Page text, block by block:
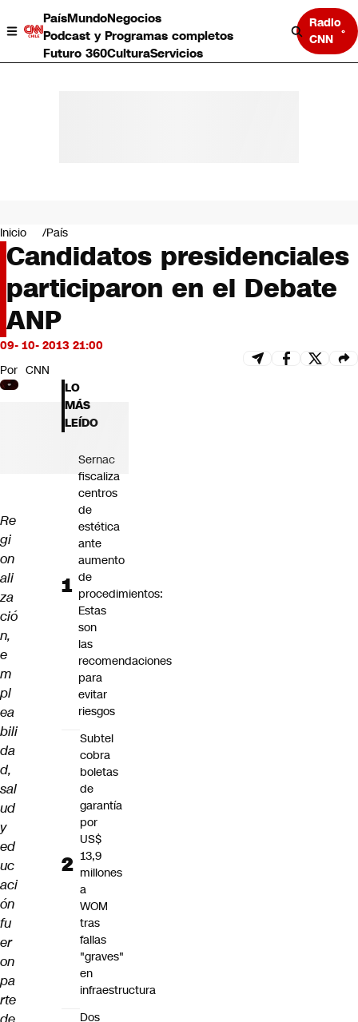
PaísMundoNegocios
Podcast y Programas completos
Futuro 360CulturaServicios
Radio
CNN
Negocios
Deportes
Programas completos
Cultura
Servicios
Bits
CNN tiempo
Futuro 360
Opinión
Inicio País
Candidatos presidenciales
participaron en el Debate
ANP
09- 10- 2013 21:00
Por CNN
Re
gi
on
ali
za
ció
n,
e
m
pl
ea
bili
da
d,
sal
ud
y
ed
uc
aci
ón
fu
er
on
pa
rte
LO
MÁS
LEÍDO
Sernac
fiscaliza
centros
de
estética
ante
aumento
de
procedimientos:
Estas
son
las
recomendaciones
para
evitar
riesgos
Subtel
cobra
boletas
de
garantía
por
US$
13,9
millones
a
WOM
tras
fallas
"graves"
en
infraestructura
Dos